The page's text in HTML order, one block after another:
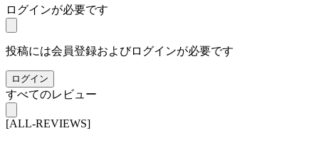
ログインが必要です
投稿には会員登録およびログインが必要です
ログイン
すべてのレビュー
[ALL-REVIEWS]